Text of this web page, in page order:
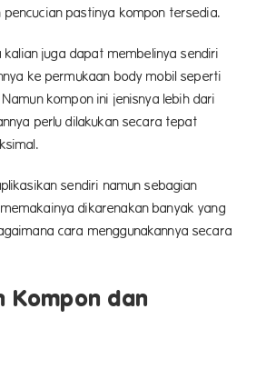
pastinya kompon tersedia.
juga dapat membelinya sendiri
ke permukaan body mobil seperti
Namun kompon ini jenisnya lebih dari
perlu dilakukan secara tepat
sendiri namun sebagian
dikarenakan banyak yang
cara menggunakannya secara
Kompon dan